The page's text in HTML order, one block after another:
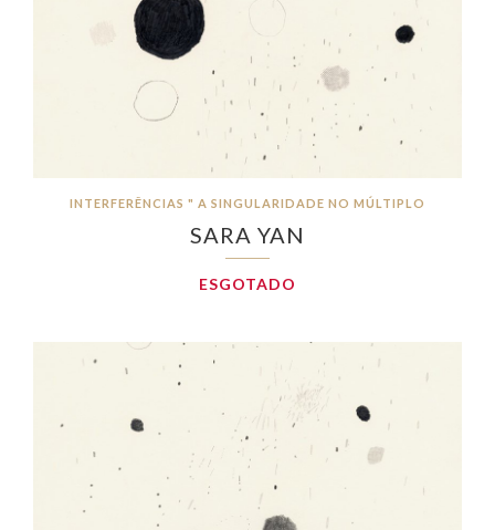
INTERFERÊNCIAS " A SINGULARIDADE NO MÚLTIPLO
SARA YAN
ESGOTADO